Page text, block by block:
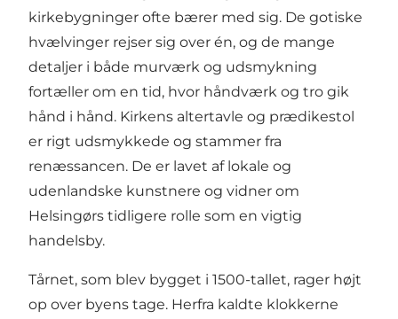
kirkebygninger ofte bærer med sig. De gotiske
hvælvinger rejser sig over én, og de mange
detaljer i både murværk og udsmykning
fortæller om en tid, hvor håndværk og tro gik
hånd i hånd. Kirkens altertavle og prædikestol
er rigt udsmykkede og stammer fra
renæssancen. De er lavet af lokale og
udenlandske kunstnere og vidner om
Helsingørs tidligere rolle som en vigtig
handelsby.
Tårnet, som blev bygget i 1500-tallet, rager højt
op over byens tage. Herfra kaldte klokkerne